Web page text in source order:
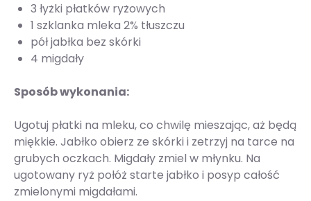
3 łyżki płatków ryżowych
1 szklanka mleka 2% tłuszczu
pół jabłka bez skórki
4 migdały
Sposób wykonania:
Ugotuj płatki na mleku, co chwilę mieszając, aż będą
miękkie. Jabłko obierz ze skórki i zetrzyj na tarce na
grubych oczkach. Migdały zmiel w młynku. Na
ugotowany ryż połóż starte jabłko i posyp całość
zmielonymi migdałami.